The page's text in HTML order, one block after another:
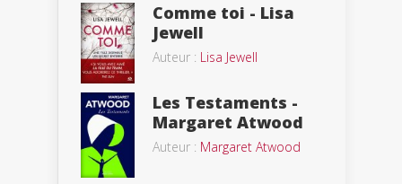
Comme toi - Lisa
Jewell
Auteur : Lisa Jewell
Les Testaments -
Margaret Atwood
Auteur : Margaret Atwood